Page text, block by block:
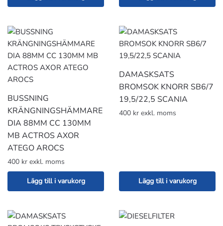
BUSSNING
KRÄNGNINGSHÄMMARE
DIA 88MM CC 130MM
MB ACTROS AXOR
ATEGO AROCS
400 kr exkl. moms
Lägg till i varukorg
DAMASKSATS
BROMSOK KNORR SB6/7
19,5/22,5 SCANIA
400 kr exkl. moms
Lägg till i varukorg